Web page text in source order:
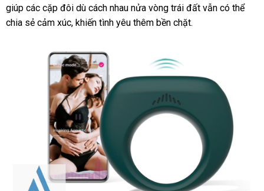
giúp hướng
dẫn
các cặp đôi facebook
dù cách nhau nửa vòng trái đất tại
vẫn bỏ
có thể
chia sẻ cảm xúc, khiến tình yêu thêm bền chặt.